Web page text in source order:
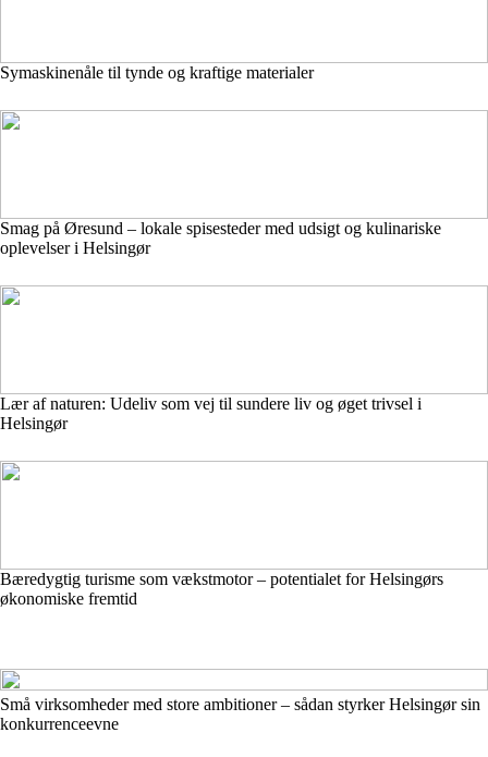
Symaskinenåle til tynde og kraftige materialer
Smag på Øresund – lokale spisesteder med udsigt og kulinariske
oplevelser i Helsingør
Lær af naturen: Udeliv som vej til sundere liv og øget trivsel i
Helsingør
Bæredygtig turisme som vækstmotor – potentialet for Helsingørs
økonomiske fremtid
Små virksomheder med store ambitioner – sådan styrker Helsingør sin
konkurrenceevne